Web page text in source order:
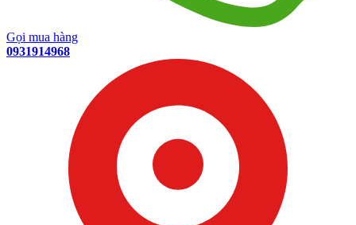
Gọi mua hàng
0931914968